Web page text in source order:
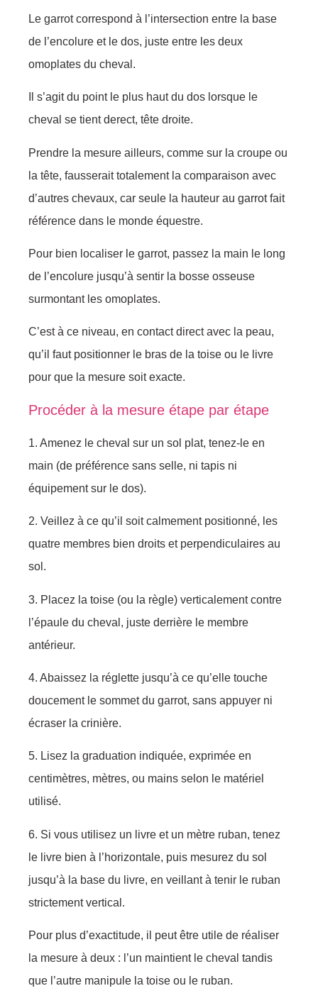
Le garrot correspond à l’intersection entre la base
de l’encolure et le dos, juste entre les deux
omoplates du cheval.
Il s’agit du point le plus haut du dos lorsque le
cheval se tient derect, tête droite.
Prendre la mesure ailleurs, comme sur la croupe ou
la tête, fausserait totalement la comparaison avec
d’autres chevaux, car seule la hauteur au garrot fait
référence dans le monde équestre.
Pour bien localiser le garrot, passez la main le long
de l’encolure jusqu’à sentir la bosse osseuse
surmontant les omoplates.
C’est à ce niveau, en contact direct avec la peau,
qu’il faut positionner le bras de la toise ou le livre
pour que la mesure soit exacte.
Procéder à la mesure étape par étape
1. Amenez le cheval sur un sol plat, tenez-le en
main (de préférence sans selle, ni tapis ni
équipement sur le dos).
2. Veillez à ce qu’il soit calmement positionné, les
quatre membres bien droits et perpendiculaires au
sol.
3. Placez la toise (ou la règle) verticalement contre
l’épaule du cheval, juste derrière le membre
antérieur.
4. Abaissez la réglette jusqu’à ce qu’elle touche
doucement le sommet du garrot, sans appuyer ni
écraser la crinière.
5. Lisez la graduation indiquée, exprimée en
centimètres, mètres, ou mains selon le matériel
utilisé.
6. Si vous utilisez un livre et un mètre ruban, tenez
le livre bien à l’horizontale, puis mesurez du sol
jusqu’à la base du livre, en veillant à tenir le ruban
strictement vertical.
Pour plus d’exactitude, il peut être utile de réaliser
la mesure à deux : l’un maintient le cheval tandis
que l’autre manipule la toise ou le ruban.